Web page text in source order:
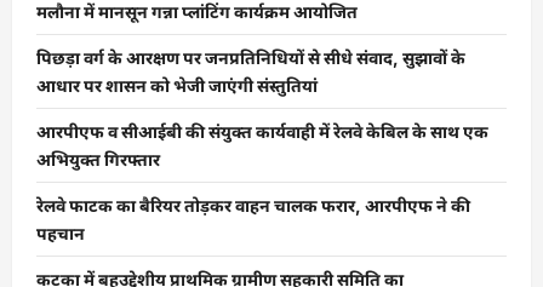
मलौना में मानसून गन्ना प्लांटिंग कार्यक्रम आयोजित
पिछड़ा वर्ग के आरक्षण पर जनप्रतिनिधियों से सीधे संवाद, सुझावों के
आधार पर शासन को भेजी जाएंगी संस्तुतियां
आरपीएफ व सीआईबी की संयुक्त कार्यवाही में रेलवे केबिल के साथ एक
अभियुक्त गिरफ्तार
रेलवे फाटक का बैरियर तोड़कर वाहन चालक फरार, आरपीएफ ने की
पहचान
कटका में बहुउद्देशीय प्राथमिक ग्रामीण सहकारी समिति का